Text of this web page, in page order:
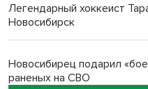
Легендарный хоккеист
Новосибирск
Новосибирец подарил
раненых на СВО